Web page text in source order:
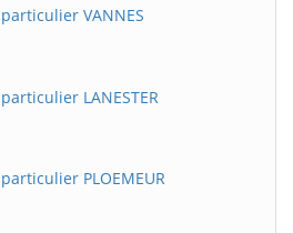
VANNES
LANESTER
PLOEMEUR